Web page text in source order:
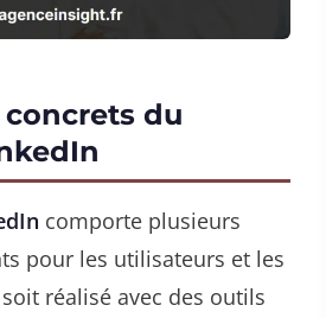
concrets du
comporte plusieurs
pour les utilisateurs et les
réalisé avec des outils